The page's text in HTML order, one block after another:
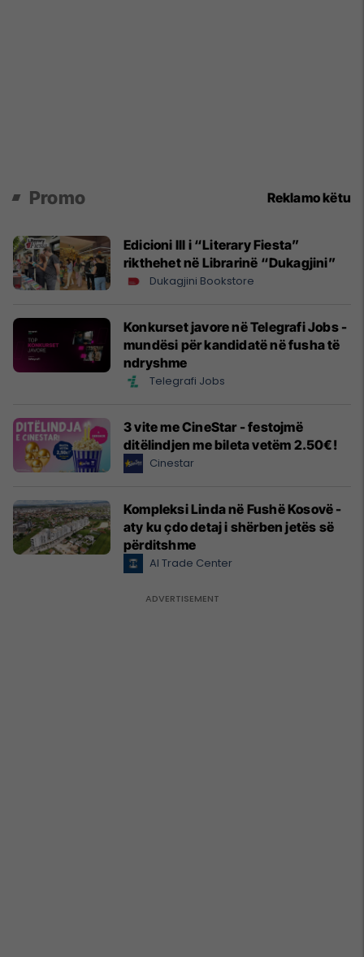
Promo Reklamo këtu
Edicioni III i “Literary Fiesta”
rikthehet në Librarinë “Dukagjini”
Dukagjini Bookstore
Konkurset javore në Telegrafi Jobs -
mundësi për kandidatë në fusha të
ndryshme
Telegrafi Jobs
3 vite me CineStar - festojmë
ditëlindjen me bileta vetëm 2.50€!
Cinestar
Kompleksi Linda në Fushë Kosovë -
aty ku çdo detaj i shërben jetës së
përditshme
Al Trade Center